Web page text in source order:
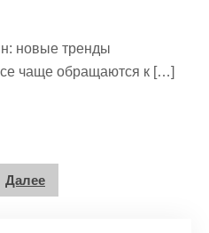
новые тренды
чаще обращаются к […]
Далее